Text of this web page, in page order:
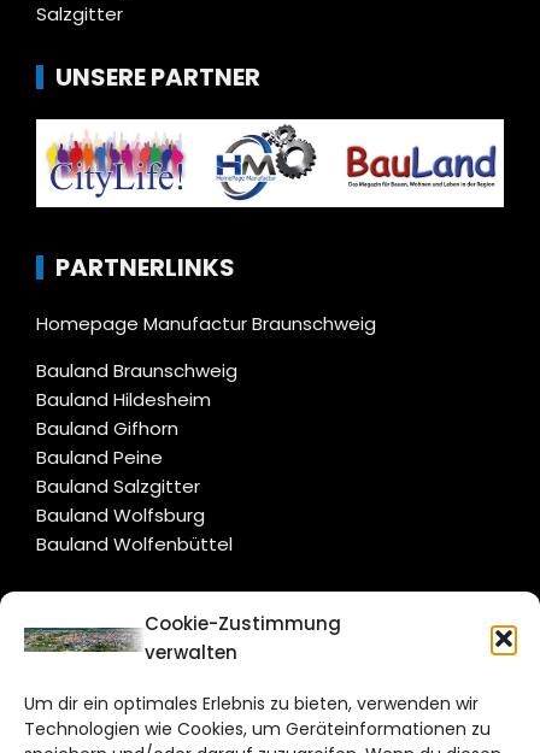
Cookie-Zustimmung
verwalten
Um dir ein optimales Erlebnis zu bieten, verwenden wir
Technologien wie Cookies, um Geräteinformationen zu
Salzgitter
UNSERE PARTNER
PARTNERLINKS
Homepage Manufactur Braunschweig
Bauland Braunschweig
Bauland Hildesheim
Bauland Gifhorn
Bauland Peine
Bauland Salzgitter
Bauland Wolfsburg
Bauland Wolfenbüttel
CITYLIFE!
Bruchtorwall 12